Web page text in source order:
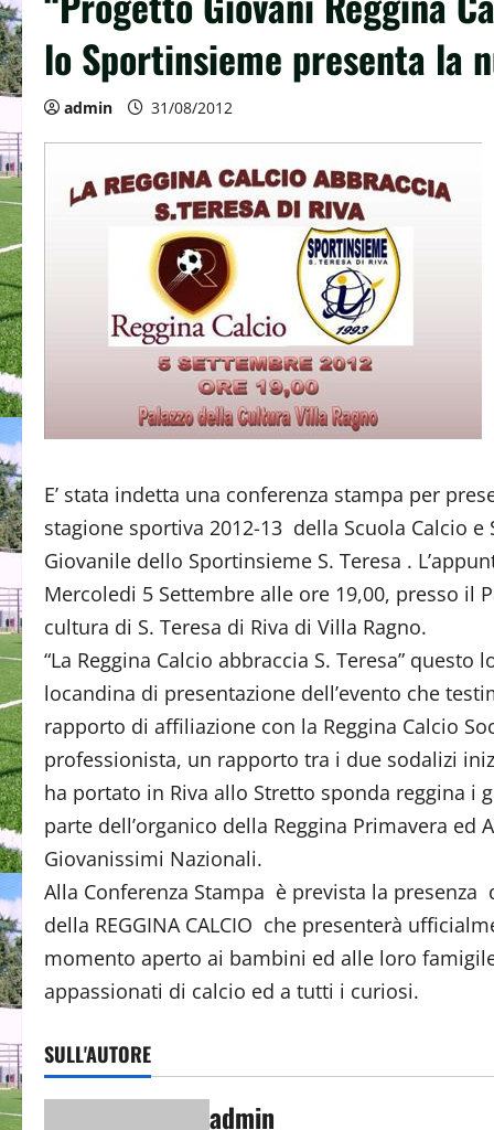
lo Sportinsieme presenta la
admin 31/08/2012
E’ stata indetta una conferenza stampa per
stagione sportiva 2012-13 della Scuola Calcio e
Giovanile dello Sportinsieme S. Teresa .
Mercoledi 5 Settembre alle ore 19,00, presso il
cultura di S. Teresa di Riva di Villa Ragno.
“La Reggina Calcio abbraccia S. Teresa” questo
locandina di presentazione dell’evento che
rapporto di affiliazione con la Reggina Calcio
professionista, un rapporto tra i due sodalizi
ha portato in Riva allo Stretto sponda reggina i
parte dell’organico della Reggina Primavera
Giovanissimi Nazionali.
Alla Conferenza Stampa è prevista la
della REGGINA CALCIO che presenterà
momento aperto ai bambini ed alle loro
appassionati di calcio ed a tutti i curiosi.
SULL'AUTORE
admin